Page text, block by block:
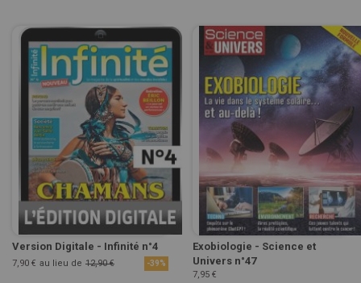
Version Digitale - Infinité n°4
7,90 € au lieu de 12,90 € -39%
Exobiologie - Science et
Univers n°47
7,95 €